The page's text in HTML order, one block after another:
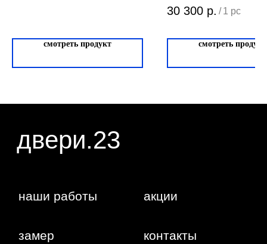
смотреть продукт
30 300 р. / 1 pc
смотреть продукт
Жуковского,
Политика
конфиденциальности
Сайт сделан студией
WA
даете согласие на обработку ваших
персональных данных.